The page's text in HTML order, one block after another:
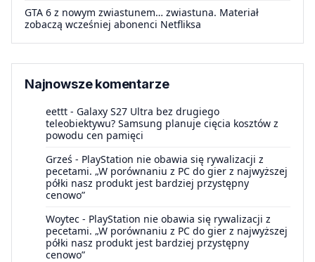
GTA 6 z nowym zwiastunem… zwiastuna. Materiał
zobaczą wcześniej abonenci Netfliksa
Najnowsze komentarze
eettt - Galaxy S27 Ultra bez drugiego
teleobiektywu? Samsung planuje cięcia kosztów z
powodu cen pamięci
Grześ - PlayStation nie obawia się rywalizacji z
pecetami. „W porównaniu z PC do gier z najwyższej
półki nasz produkt jest bardziej przystępny
cenowo”
Woytec - PlayStation nie obawia się rywalizacji z
pecetami. „W porównaniu z PC do gier z najwyższej
półki nasz produkt jest bardziej przystępny
cenowo”